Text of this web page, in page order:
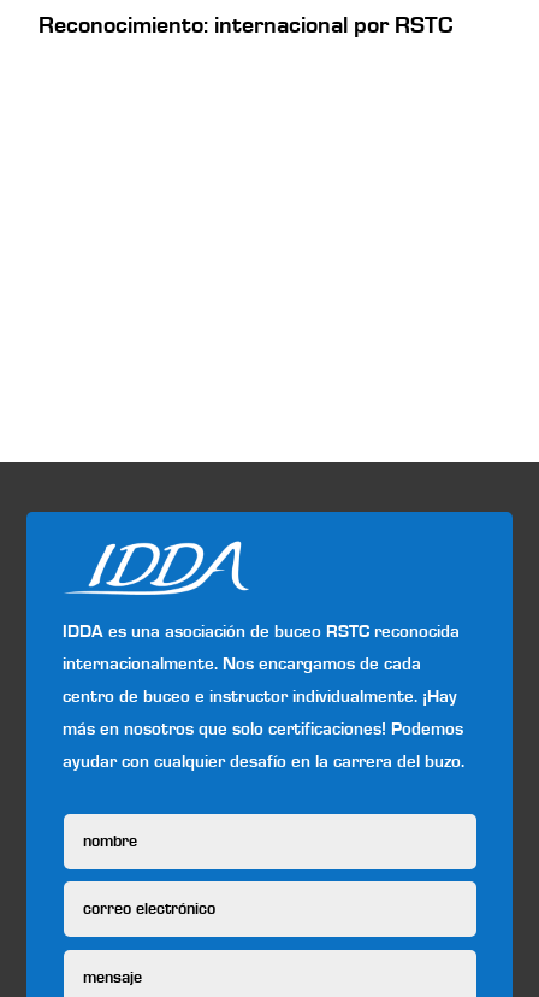
Reconocimiento: internacional por RSTC
IDDA es una asociación de buceo RSTC reconocida
internacionalmente. Nos encargamos de cada
centro de buceo e instructor individualmente. ¡Hay
más en nosotros que solo certificaciones! Podemos
ayudar con cualquier desafío en la carrera del buzo.